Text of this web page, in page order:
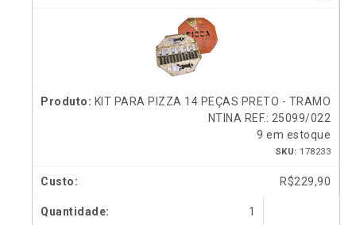
KIT PARA PIZZA 14 PEÇAS PRETO - TRAMO
NTINA REF.: 25099/022
9 em estoque
SKU: 178233
R$229,90
1